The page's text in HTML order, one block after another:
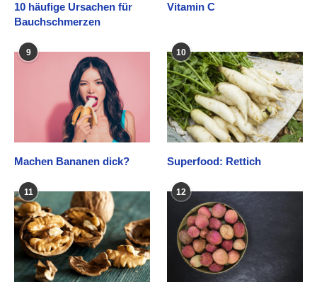
10 häufige Ursachen für
Bauchschmerzen
Vitamin C
9
Machen Bananen dick?
10
Superfood: Rettich
11 12